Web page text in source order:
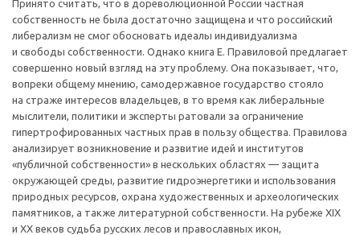
Принято считать, что в дореволюционной России частная
собственность не была достаточно защищена и что российский
либерализм не смог обосновать идеалы индивидуализма
и свободы собственности. Однако книга Е. Правиловой предлагает
совершенно новый взгляд на эту проблему. Она показывает, что,
вопреки общему мнению, самодержавное государство стояло
на страже интересов владельцев, в то время как либеральные
мыслители, политики и эксперты ратовали за ограничение
гипертрофированных частных прав в пользу общества. Правилова
анализирует возникновение и развитие идей и институтов
«публичной собственности» в нескольких областях — защита
окружающей среды, развитие гидроэнергетики и использования
природных ресурсов, охрана художественных и археологических
памятников, а также литературной собственности. На рубеже ХIХ
и ХХ веков судьба русских лесов и православных икон,